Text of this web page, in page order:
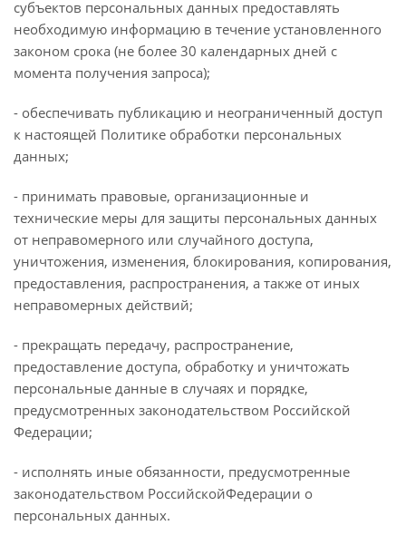
субъектов персональных данных предоставлять
необходимую информацию в течение установленного
законом срока (не более 30 календарных дней с
момента получения запроса);
- обеспечивать публикацию и неограниченный доступ
к настоящей Политике обработки персональных
данных;
- принимать правовые, организационные и
технические меры для защиты персональных данных
от неправомерного или случайного доступа,
уничтожения, изменения, блокирования, копирования,
предоставления, распространения, а также от иных
неправомерных действий;
- прекращать передачу, распространение,
предоставление доступа, обработку и уничтожать
персональные данные в случаях и порядке,
предусмотренных законодательством Российской
Федерации;
- исполнять иные обязанности, предусмотренные
законодательством РоссийскойФедерации о
персональных данных.